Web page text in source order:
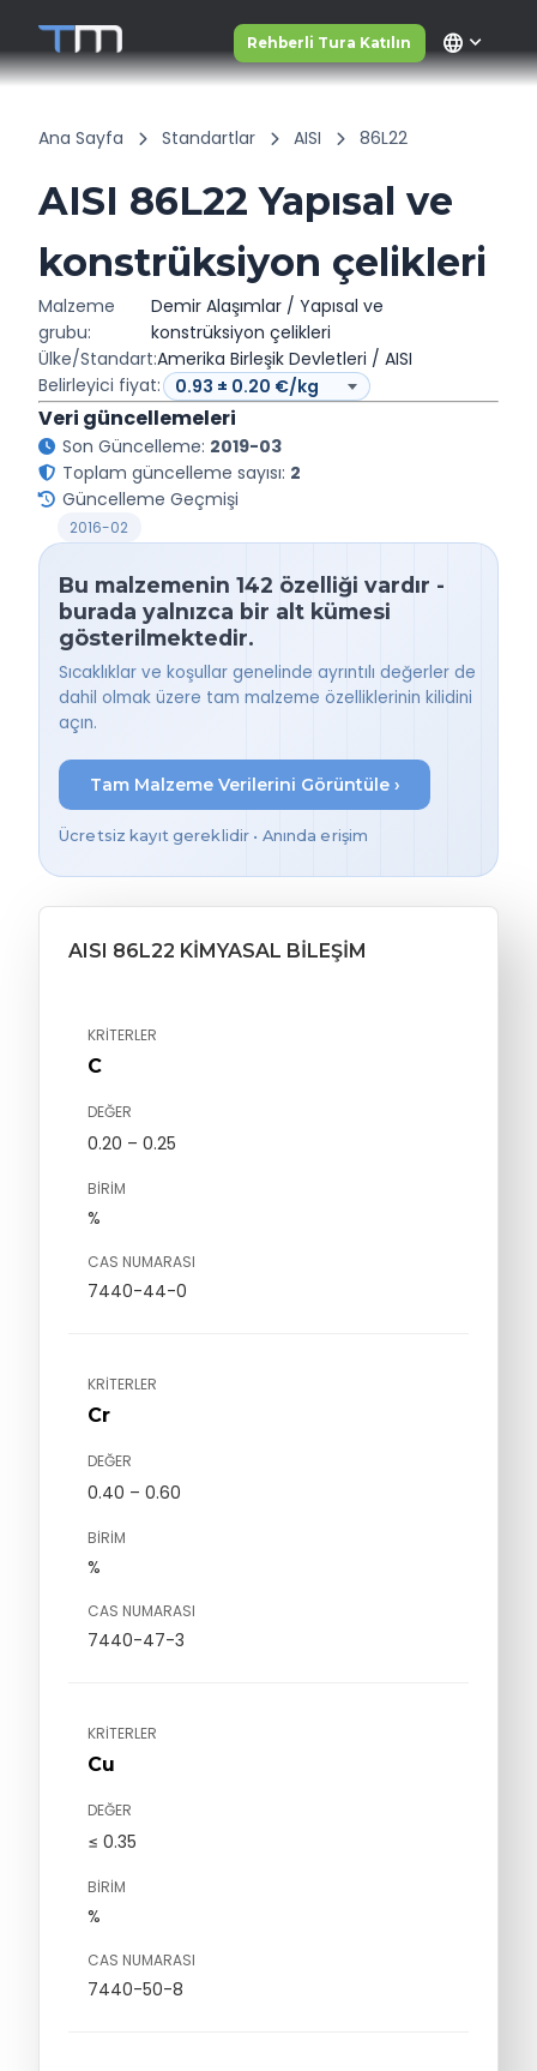
Rehberli Tura Katılın language
Ana Sayfa Standartlar AISI 86L22
AISI 86L22 Yapısal ve
konstrüksiyon çelikleri
Malzeme
grubu:
Demir Alaşımlar / Yapısal ve
konstrüksiyon çelikleri
Ülke/Standart:Amerika Birleşik Devletleri / AISI
Belirleyici fiyat:
Veri güncellemeleri
Son Güncelleme: 2019-03
Toplam güncelleme sayısı: 2
Güncelleme Geçmişi
2016-02
Bu malzemenin 142 özelliği vardır -
burada yalnızca bir alt kümesi
gösterilmektedir.
Sıcaklıklar ve koşullar genelinde ayrıntılı değerler de
dahil olmak üzere tam malzeme özelliklerinin kilidini
açın.
Tam Malzeme Verilerini Görüntüle ›
Ücretsiz kayıt gereklidir • Anında erişim
AISI 86L22 KIMYASAL BILEŞIM
KRITERLER
C
DEĞER
0.20 – 0.25
BIRIM
%
CAS NUMARASI
7440-44-0
KRITERLER
Cr
DEĞER
0.40 – 0.60
BIRIM
%
CAS NUMARASI
7440-47-3
KRITERLER
Cu
DEĞER
≤ 0.35
BIRIM
%
CAS NUMARASI
7440-50-8